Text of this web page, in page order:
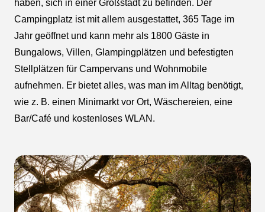
haben, sich in einer Großstadt zu befinden. Der
Campingplatz ist mit allem ausgestattet, 365 Tage im
Jahr geöffnet und kann mehr als 1800 Gäste in
Bungalows, Villen, Glampingplätzen und befestigten
Stellplätzen für Campervans und Wohnmobile
aufnehmen. Er bietet alles, was man im Alltag benötigt,
wie z. B. einen Minimarkt vor Ort, Wäschereien, eine
Bar/Café und kostenloses WLAN.